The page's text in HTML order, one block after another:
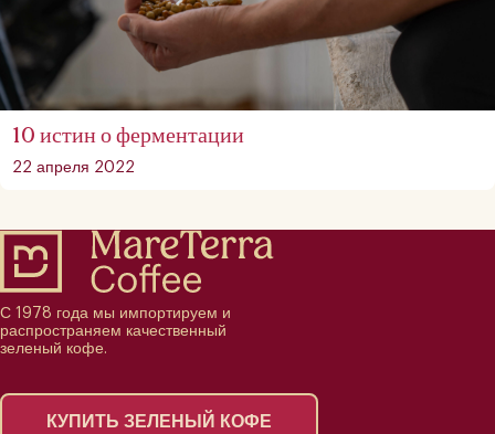
10 истин о ферментации
22 апреля 2022
С 1978 года мы импортируем и
распространяем качественный
зеленый кофе.
КУПИТЬ ЗЕЛЕНЫЙ КОФЕ